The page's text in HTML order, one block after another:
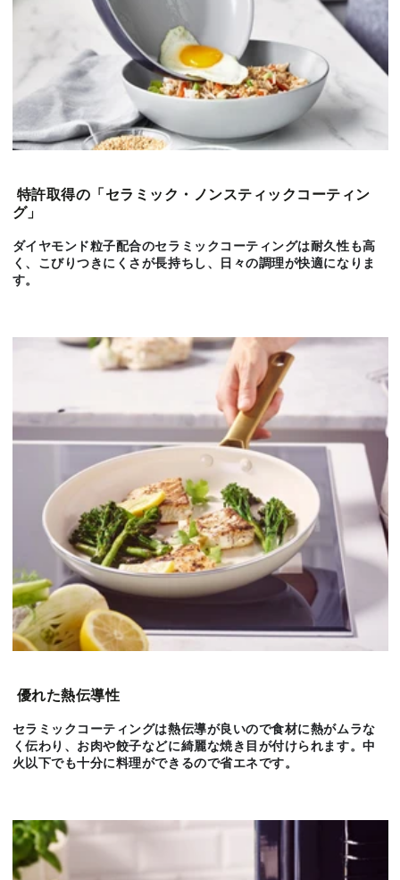
特許取得の「セラミック・ノンスティックコーティン
グ」
ダイヤモンド粒子配合のセラミックコーティングは耐久性も高
く、こびりつきにくさが長持ちし、日々の調理が快適になりま
す。
優れた熱伝導性
セラミックコーティングは熱伝導が良いので食材に熱がムラな
く伝わり、お肉や餃子などに綺麗な焼き目が付けられます。中
火以下でも十分に料理ができるので省エネです。